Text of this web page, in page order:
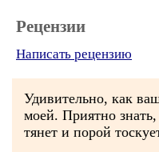
Рецензии
Написать рецензию
Удивительно, как
моей. Приятно
тянет и порой